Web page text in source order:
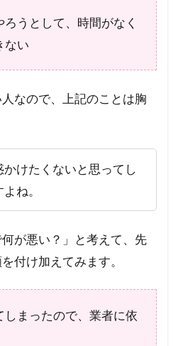
ろうとして、時間がなく
ない
なので、上記のことは胸
かけたくないと思ってし
ね。
が悪い？」と考えて、先
付け加えてみます。
しまったので、業者に依